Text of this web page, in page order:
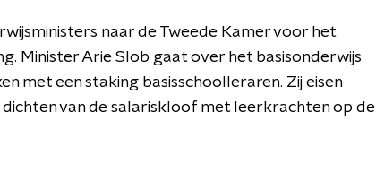
naar de Tweede Kamer voor het
Minister Arie Slob gaat over het basisonderwijs
met een staking basisschoolleraren. Zij eisen
van de salariskloof met leerkrachten op de